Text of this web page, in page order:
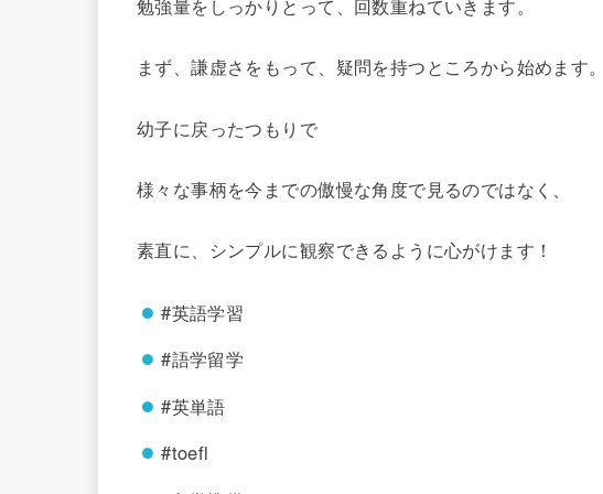
勉強量をしっかりとって、回数重ねていきます。
まず、謙虚さをもって、疑問を持つところから始めます。
幼子に戻ったつもりで
様々な事柄を今までの傲慢な角度で見るのではなく、
素直に、シンプルに観察できるように心がけます！
#英語学習
#語学留学
#英単語
#toefl